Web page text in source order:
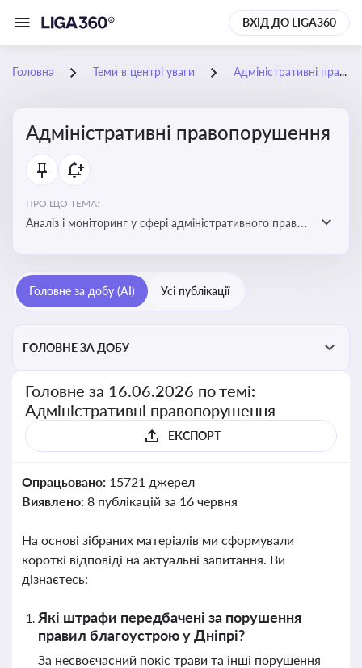
ВХІД ДО LIGA360
Головна Теми в центрі уваги Адміністративні правопорушення
Адміністративні правопорушення
ПРО ЩО ТЕМА:
Аналіз і моніторинг у сфері адміністративного права:
Головне за добу (AI) Усі публікації
ГОЛОВНЕ ЗА ДОБУ
Головне за 16.06.2026 по темі:
Адміністративні правопорушення
ЕКСПОРТ
Опрацьовано: 15721 джерел
Виявлено: 8 публікацій за 16 червня
На основі зібраних матеріалів ми сформували
короткі відповіді на актуальні запитання. Ви
дізнаєтесь:
Які штрафи передбачені за порушення
правил благоустрою у Дніпрі?
За несвоєчасний покіс трави та інші порушення